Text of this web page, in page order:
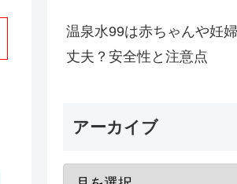
温泉水99は赤ちゃんや妊
丈夫？安全性と注意点
アーカイブ